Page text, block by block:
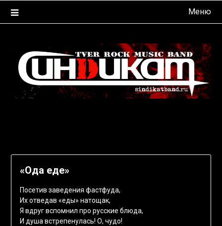
Меню
«Ода еде»
Посетив заведения фастфуда,
Их отведав «еды» натощак,
Я вдруг вспомнил про русские блюда,
И душа встрепенулась! О, чудо!